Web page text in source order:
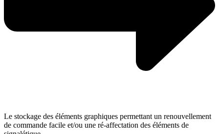
Le stockage des éléments graphiques permettant un renouvellement
de commande facile et/ou une ré-affectation des éléments de